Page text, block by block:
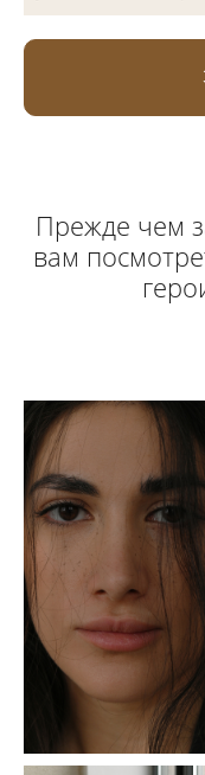
Прежде чем
вам